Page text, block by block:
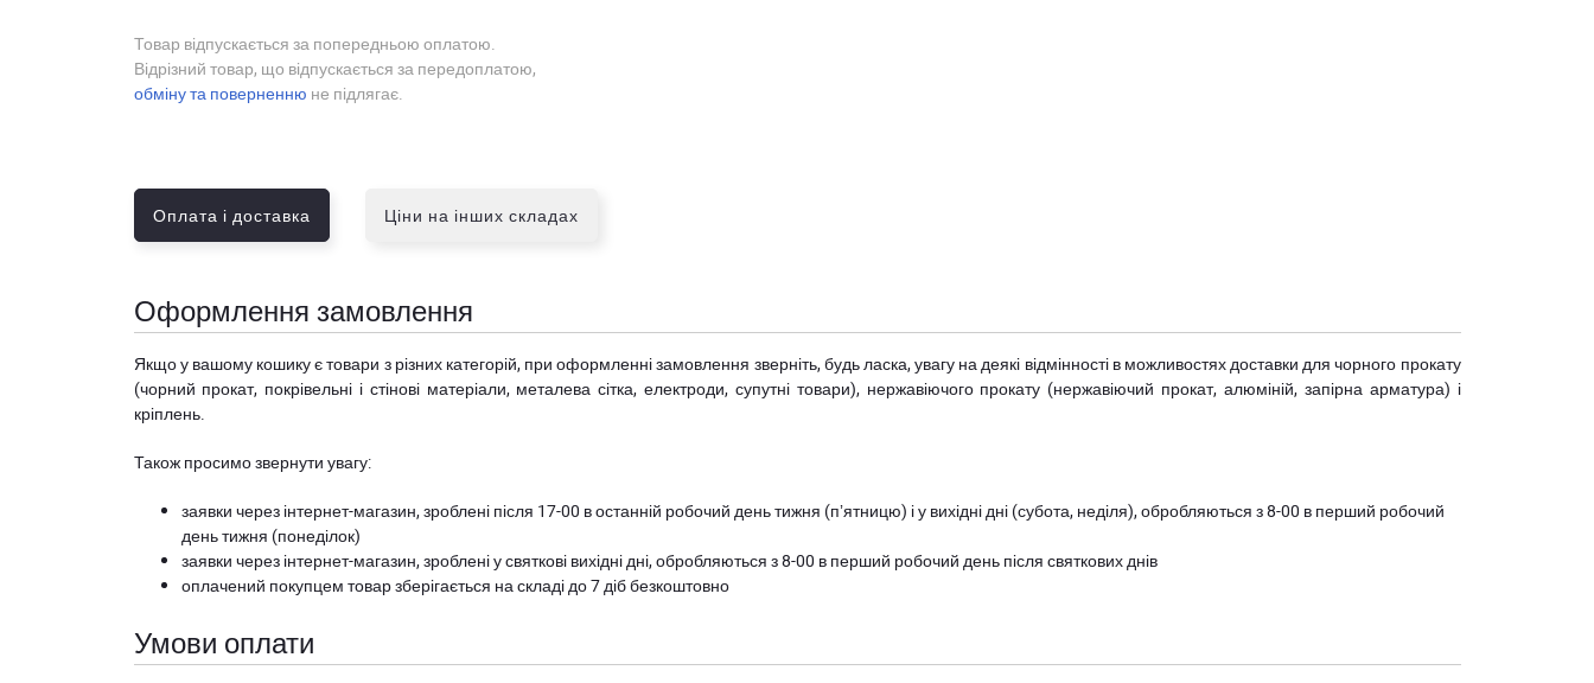
Товар відпускається за попередньою оплатою.
Відрізний товар, що відпускається за передоплатою,
обміну та поверненню не підлягає.
Оплата і доставка Ціни на інших складах
Оформлення замовлення
Якщо у вашому кошику є товари з різних категорій, при оформленні замовлення зверніть, будь ласка, увагу на деякі відмінності в можливостях доставки для чорного прокату
(чорний прокат, покрівельні і стінові матеріали, металева сітка, електроди, супутні товари), нержавіючого прокату (нержавіючий прокат, алюміній, запірна арматура) і
кріплень.
Також просимо звернути увагу:
заявки через інтернет-магазин, зроблені після 17-00 в останній робочий день тижня (пʼятницю) і у вихідні дні (субота, неділя), обробляються з 8-00 в перший робочий
день тижня (понеділок)
заявки через інтернет-магазин, зроблені у святкові вихідні дні, обробляються з 8-00 в перший робочий день після святкових днів
оплачений покупцем товар зберігається на складі до 7 діб безкоштовно
Умови оплати